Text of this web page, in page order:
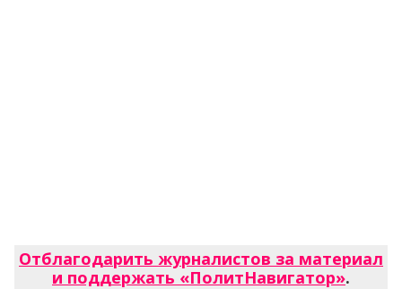
Отблагодарить журналистов за материал
и поддержать «ПолитНавигатор».